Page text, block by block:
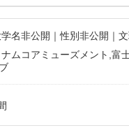
・企業研究
名非公開｜性別非公開｜
ムコアミューズメント,富